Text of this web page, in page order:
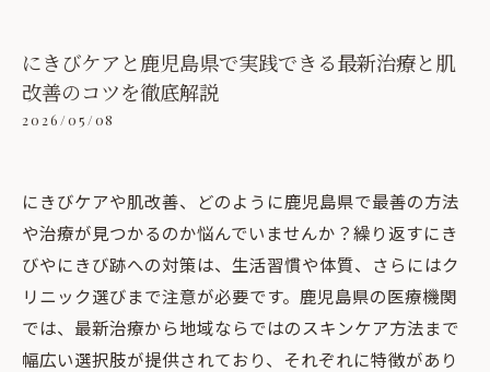
にきびケアと鹿児島県で実践できる最新治療と肌
改善のコツを徹底解説
2026/05/08
にきびケアや肌改善、どのように鹿児島県で最善の方法
や治療が見つかるのか悩んでいませんか？繰り返すにき
びやにきび跡への対策は、生活習慣や体質、さらにはク
リニック選びまで注意が必要です。鹿児島県の医療機関
では、最新治療から地域ならではのスキンケア方法まで
幅広い選択肢が提供されており、それぞれに特徴があり